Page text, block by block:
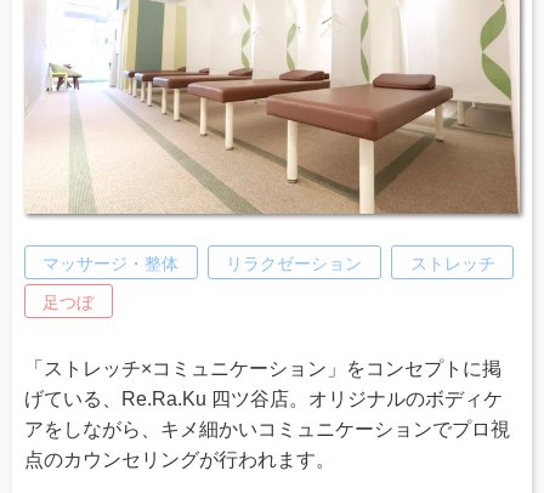
マッサージ・整体 リラクゼーション ストレッチ
足つぼ
「ストレッチ×コミュニケーション」をコンセプトに掲
げている、Re.Ra.Ku 四ツ谷店。オリジナルのボディケ
アをしながら、キメ細かいコミュニケーションでプロ視
点のカウンセリングが行われます。